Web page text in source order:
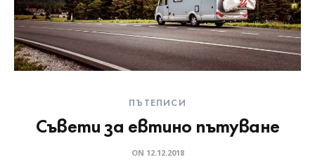
ПЪТЕПИСИ
Съвети за евтино пътуване
ON 12.12.2018